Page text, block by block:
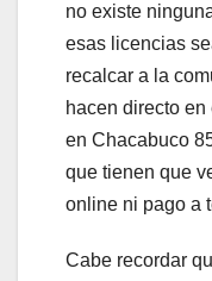
no existe
esas licencias
recalcar a la
hacen directo
en Chacabuco
que tienen que
online ni pago a
Cabe recordar